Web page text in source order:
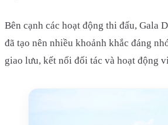
Bên cạnh các hoạt động thi đấu, Gala
đã tạo nên nhiều khoảnh khắc đáng
giao lưu, kết nối đối tác và hoạt động